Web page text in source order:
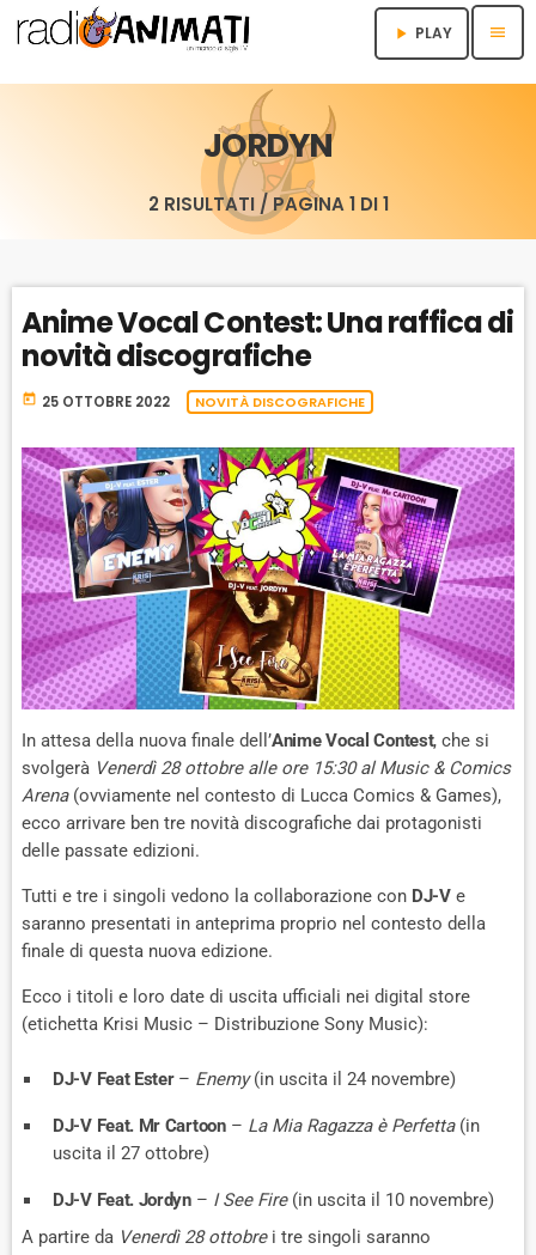
play_arrow PLAY menu
JORDYN
2 RISULTATI / PAGINA 1 DI 1
Anime Vocal Contest: Una raffica di
novità discografiche
today 25 OTTOBRE 2022 NOVITÀ DISCOGRAFICHE
In attesa della nuova finale dell’Anime Vocal Contest, che si
svolgerà Venerdì 28 ottobre alle ore 15:30 al Music & Comics
Arena(ovviamente nel contesto di Lucca Comics & Games),
ecco arrivare ben tre novità discografiche dai protagonisti
delle passate edizioni.
Tutti e tre i singoli vedono la collaborazione con DJ-Ve
saranno presentati in anteprima proprio nel contesto della
finale di questa nuova edizione.
Ecco i titoli e loro date di uscita ufficiali nei digital store
(etichetta Krisi Music – Distribuzione Sony Music):
DJ-V Feat Ester – Enemy(in uscita il 24 novembre)
DJ-V Feat. Mr Cartoon– La Mia Ragazza è Perfetta(in
uscita il 27 ottobre)
DJ-V Feat. Jordyn– I See Fire (in uscita il 10 novembre)
A partire da Venerdì 28 ottobrei tre singoli saranno